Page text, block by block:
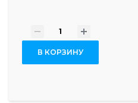
- +
В КОРЗИНУ